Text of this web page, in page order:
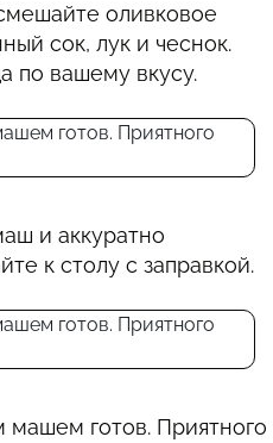
оливковое
сок, лук и чеснок.
по вашему вкусу.
и аккуратно
к столу с заправкой.
готов. Приятного